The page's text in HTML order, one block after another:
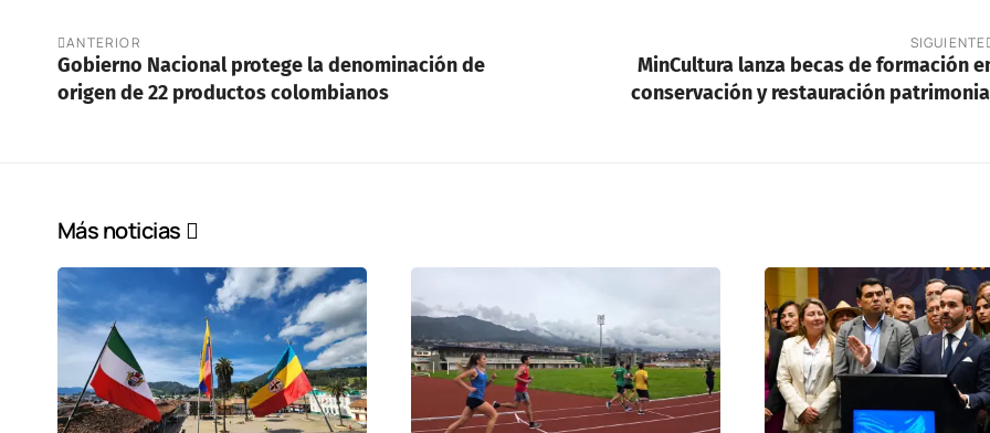
ANTERIOR
Gobierno Nacional protege la denominación de
origen de 22 productos colombianos
SIGUIENTE
MinCultura lanza becas de formación
conservación y restauración
Más noticias